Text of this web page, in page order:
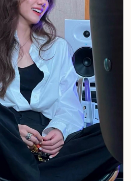
Quân sự - Quốc phòng
Vũ khí
Việt Nam
Phân tích